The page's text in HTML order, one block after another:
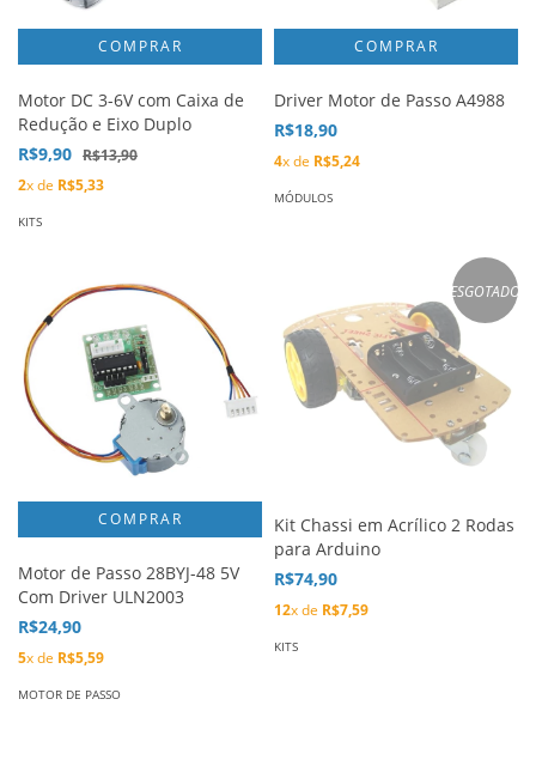
Motor DC 3-6V com Caixa de
Redução e Eixo Duplo
R$9,90 R$13,90
2x de R$5,33
KITS
Driver Motor de Passo A4988
R$18,90
4x de R$5,24
MÓDULOS
Motor de Passo 28BYJ-48 5V
Com Driver ULN2003
R$24,90
5x de R$5,59
MOTOR DE PASSO
ESGOTADO
Kit Chassi em Acrílico 2 Rodas
para Arduino
R$74,90
12x de R$7,59
KITS